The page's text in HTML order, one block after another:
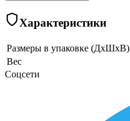
Характеристики
Размеры в упаковке (ДхШхВ)
Вес
Соцсети